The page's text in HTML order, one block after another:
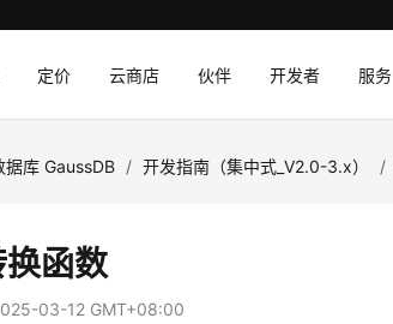
定价 云商店 伙伴 开发者 服务
据库 GaussDB / 开发指南（集中式_V2.0-3.x） /
函数
03-12 GMT+08:00